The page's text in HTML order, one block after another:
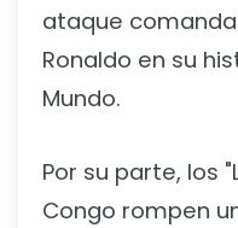
ataque
Ronaldo en su
Mundo.
Por su parte, los
Congo rompen